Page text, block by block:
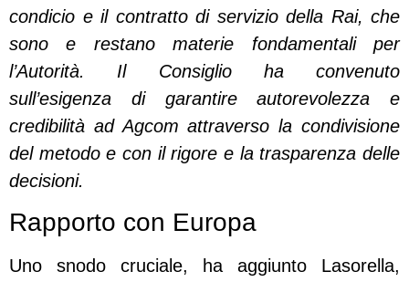
condicio e il contratto di servizio della Rai, che
sono e restano materie fondamentali per
l’Autorità. Il Consiglio ha convenuto
sull’esigenza di garantire autorevolezza e
credibilità ad Agcom attraverso la condivisione
del metodo e con il rigore e la trasparenza delle
decisioni.
Rapporto con Europa
Uno snodo cruciale, ha aggiunto Lasorella,